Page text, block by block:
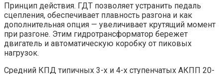
Принцип действия. ГДТ позволяет устранить педаль
сцепления, обеспечивает плавность разгона и как
дополнительная опция — увеличивает крутящий момент
при разгоне. Этим гидротрансформатор бережет
двигатель и автоматическую коробку от пиковых
нагрузок.
Средний КПД типичных 3-х и 4-х ступенчатых АКПП 20-